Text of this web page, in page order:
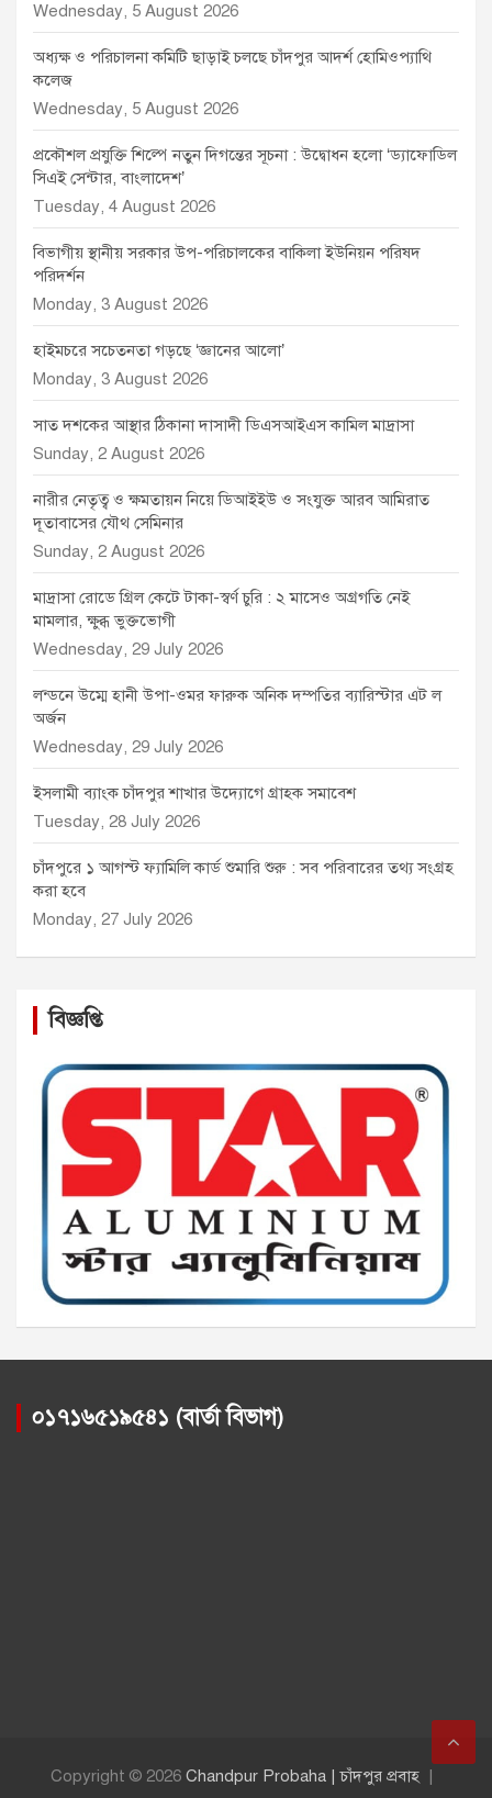
Wednesday, 5 August 2026
অধ্যক্ষ ও পরিচালনা কমিটি ছাড়াই চলছে চাঁদপুর আদর্শ হোমিওপ্যাথি
কলেজ
Wednesday, 5 August 2026
প্রকৌশল প্রযুক্তি শিল্পে নতুন দিগন্তের সূচনা : উদ্বোধন হলো ‘ড্যাফোডিল
সিএই সেন্টার, বাংলাদেশ’
Tuesday, 4 August 2026
বিভাগীয় স্থানীয় সরকার উপ-পরিচালকের বাকিলা ইউনিয়ন পরিষদ
পরিদর্শন
Monday, 3 August 2026
হাইমচরে সচেতনতা গড়ছে ‘জ্ঞানের আলো’
Monday, 3 August 2026
সাত দশকের আস্থার ঠিকানা দাসাদী ডিএসআইএস কামিল মাদ্রাসা
Sunday, 2 August 2026
নারীর নেতৃত্ব ও ক্ষমতায়ন নিয়ে ডিআইইউ ও সংযুক্ত আরব আমিরাত
দূতাবাসের যৌথ সেমিনার
Sunday, 2 August 2026
মাদ্রাসা রোডে গ্রিল কেটে টাকা-স্বর্ণ চুরি : ২ মাসেও অগ্রগতি নেই
মামলার, ক্ষুব্ধ ভুক্তভোগী
Wednesday, 29 July 2026
লন্ডনে উম্মে হানী উপা-ওমর ফারুক অনিক দম্পতির ব্যারিস্টার এট ল
অর্জন
Wednesday, 29 July 2026
ইসলামী ব্যাংক চাঁদপুর শাখার উদ্যোগে গ্রাহক সমাবেশ
Tuesday, 28 July 2026
চাঁদপুরে ১ আগস্ট ফ্যামিলি কার্ড শুমারি শুরু : সব পরিবারের তথ্য সংগ্রহ
করা হবে
Monday, 27 July 2026
বিজ্ঞপ্তি
০১৭১৬৫১৯৫৪১ (বার্তা বিভাগ)
Copyright © 2026 Chandpur Probaha | চাঁদপুর প্রবাহ